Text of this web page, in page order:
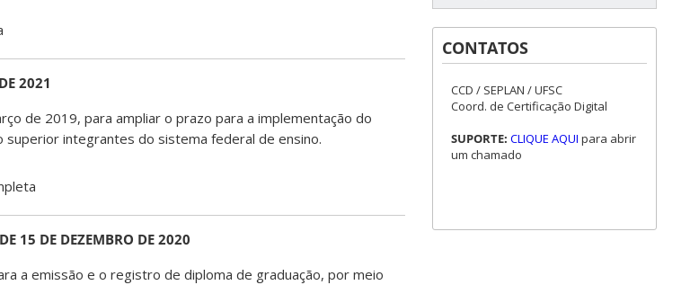
2021
de 2019, para ampliar o prazo para a implementação do
superior integrantes do sistema federal de ensino.
15 DE DEZEMBRO DE 2020
a emissão e o registro de diploma de graduação, por meio
CONTATOS
CCD / SEPLAN / UFSC
Coord. de Certificação Digital
SUPORTE: CLIQUE AQUI para abrir
um chamado